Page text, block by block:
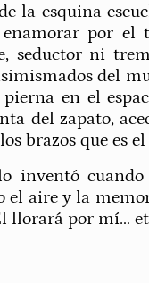
la esquina
enamorar por
seductor ni
del
en el
del zapato,
brazos que es
inventó
aire y la
llorará por mí…